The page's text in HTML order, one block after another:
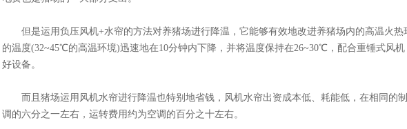
但是运用负压风机+水帘的方法对养猪场进行降温，它能够有效地改进养猪场内的高温火热
的温度(32~45℃的高温环境)迅速地在10分钟内下降，并将温度保持在26~30℃，配合重锤式风
好设备。
而且猪场运用风机水帘进行降温也特别地省钱，风机水帘出资成本低、耗能低，在相同的
调的六分之一左右，运转费用约为空调的百分之十左右。